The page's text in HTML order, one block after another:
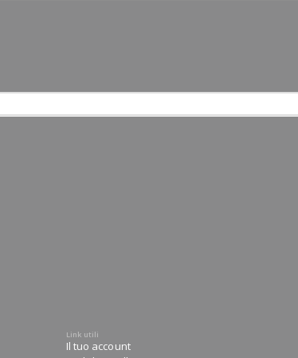
Link utili
Il tuo account